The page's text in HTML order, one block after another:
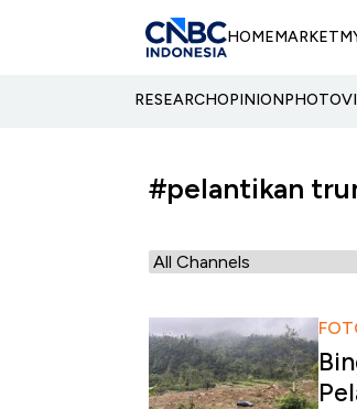
HOMEMARKET
RESEARCHOPINIONPHOTO
#pelantikan